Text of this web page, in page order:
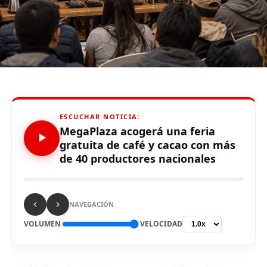
Este tipo de servicio de entrega del producto o servicio
al domicilio u oficina del cliente presenta un rápido
crecimiento, porque ofrecer esta opción impulsa el
deseo de compra por la inmediatez y seguridad sanitaria
Source link
Comparte esto:
ESCUCHAR NOTICIA:
MegaPlaza acogerá una feria
gratuita de café y cacao con más
de 40 productores nacionales
NAVEGACIÓN
VOLUMEN VELOCIDAD